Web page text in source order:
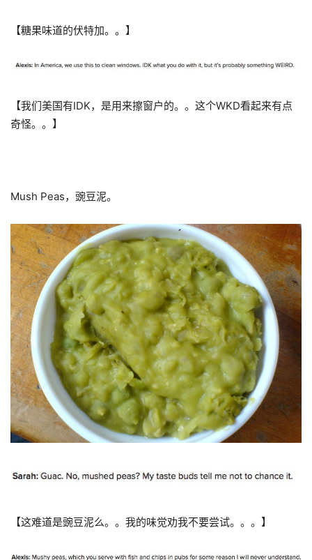
【糖果味道的伏特加。。】
【我们美国有IDK，是用来擦窗户的。。这个WKD看起来有点
奇怪。。】
Mush Peas，豌豆泥。
【这难道是豌豆泥么。。我的味觉劝我不要尝试。。。】